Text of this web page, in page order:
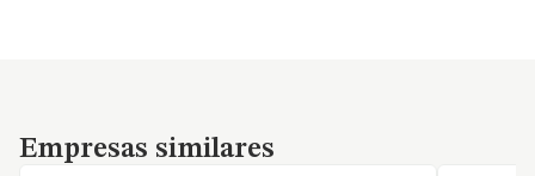
Empresas similares
Empresas similares